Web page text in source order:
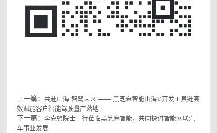
上一篇： 共赴山海 智驾未来 —— 黑芝麻智能山海®开发工具链高
效赋能客户智能驾驶量产落地
下一篇： 李克强院士一行莅临黑芝麻智能，共同探讨智能网联汽
车事业发展